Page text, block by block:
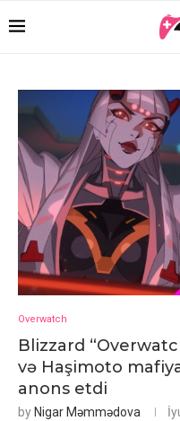
Overwatch
Blizzard
və Haşimoto
anons etdi
by Nigar Məmmədova